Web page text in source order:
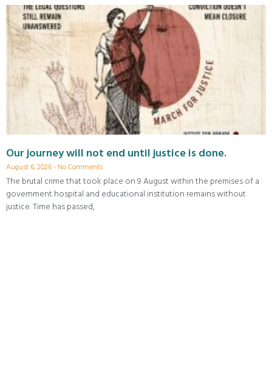
Our journey will not end until justice is done.
August 6, 2026 No Comments
The brutal crime that took place on 9 August within the premises of a
government hospital and educational institution remains without
justice. Time has passed,